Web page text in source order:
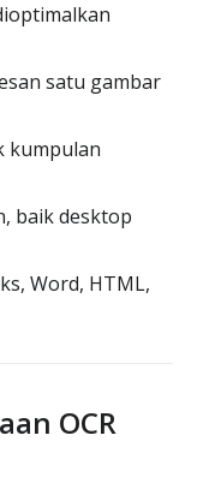
satu gambar
kumpulan
baik desktop
Word, HTML,
OCR